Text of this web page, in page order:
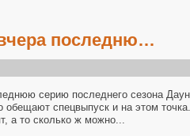
последню…
серию последнего сезона
обещают спецвыпуск и на этом
а то сколько ж можно...